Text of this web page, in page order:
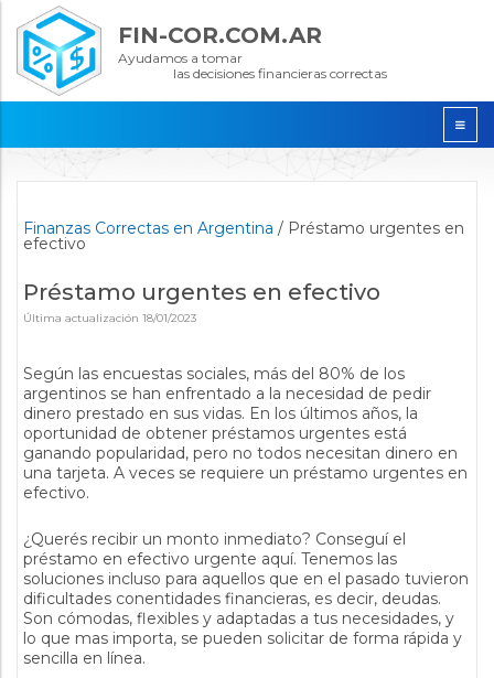
FIN-COR.COM.AR
Ayudamos a tomar
las decisiones financieras correctas
Finanzas Correctas en Argentina / Préstamo urgentes en
efectivo
Préstamo urgentes en efectivo
Última actualización 18/01/2023
Según las encuestas sociales, más del 80% de los
argentinos se han enfrentado a la necesidad de pedir
dinero prestado en sus vidas. En los últimos años, la
oportunidad de obtener préstamos urgentes está
ganando popularidad, pero no todos necesitan dinero en
una tarjeta. A veces se requiere un préstamo urgentes en
efectivo.
¿Querés recibir un monto inmediato? Conseguí el
préstamo en efectivo urgente aquí. Tenemos las
soluciones incluso para aquellos que en el pasado tuvieron
dificultades conentidades financieras, es decir, deudas.
Son cómodas, flexibles y adaptadas a tus necesidades, y
lo que mas importa, se pueden solicitar de forma rápida y
sencilla en línea.